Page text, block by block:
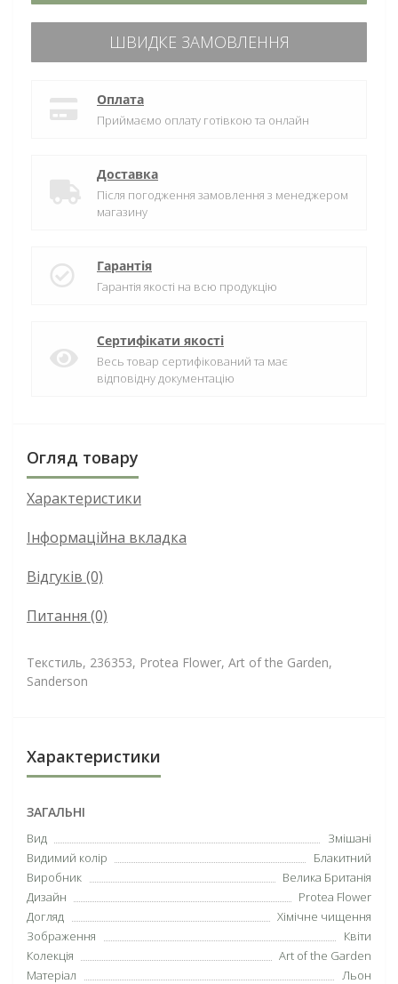
ШВИДКЕ ЗАМОВЛЕННЯ
Оплата
Приймаємо оплату готівкою та онлайн
Доставка
Після погодження замовлення з менеджером
магазину
Гарантія
Гарантія якості на всю продукцію
Сертифікати якості
Весь товар сертифікований та має
відповідну документацію
Огляд товару
Характеристики
Інформаційна вкладка
Відгуків (0)
Питання (0)
Текстиль, 236353, Protea Flower, Art of the Garden,
Sanderson
Характеристики
ЗАГАЛЬНІ
Вид
Змішані
Видимий колір
Блакитний
Виробник
Велика Британія
Дизайн
Protea Flower
Догляд
Хімічне чищення
Зображення
Квіти
Колекція
Art of the Garden
Матеріал
Льон